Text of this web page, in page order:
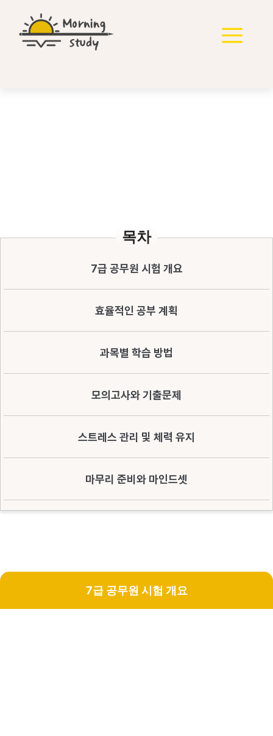
메
목차
7급 공무원 시험 개요
효율적인 공부 계획
과목별 학습 방법
모의고사와 기출문제
스트레스 관리 및 체력 유지
마무리 준비와 마인드셋
7급 공무원 시험 개요